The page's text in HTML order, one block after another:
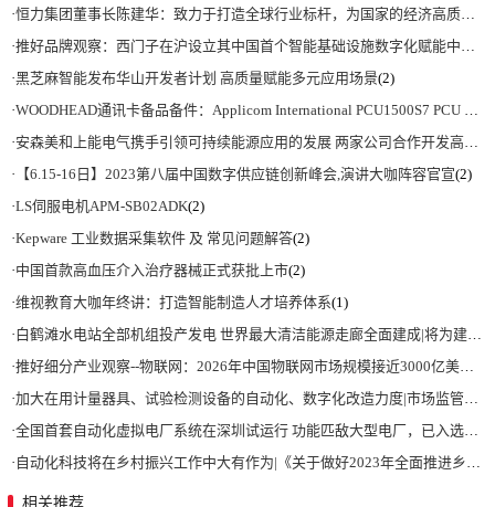
·恒力集团董事长陈建华：致力于打造全球行业标杆，为国家的经济高质量发展贡献更大力量|上海电气集团党委书记、董事长吴磊来访
·推好品牌观察：西门子在沪设立其中国首个智能基础设施数字化赋能中心
·黑芝麻智能发布华山开发者计划 高质量赋能多元应用场景(2)
·WOODHEAD通讯卡备品备件：Applicom International PCU1500S7 PCU 1500 S7 V4.5.0
·安森美和上能电气携手引领可持续能源应用的发展 两家公司合作开发高性能储能和太阳能组串式逆变器方案 以实现可持续的未来
· 【6.15-16日】2023第八届中国数字供应链创新峰会,演讲大咖阵容官宣(2)
·LS伺服电机APM-SB02ADK(2)
·Kepware 工业数据采集软件 及 常见问题解答(2)
·中国首款高血压介入治疗器械正式获批上市(2)
·维视教育大咖年终讲：打造智能制造人才培养体系(1)
·白鹤滩水电站全部机组投产发电 世界最大清洁能源走廊全面建成|将为建设新型能源体系、保障国家能源安全、实现“双碳”目标提供有力支撑
·推好细分产业观察--物联网：2026年中国物联网市场规模接近3000亿美元 智慧工厂、智慧城市、智慧电网等将占60%以上
·加大在用计量器具、试验检测设备的自动化、数字化改造力度|市场监管总局 工业和信息化部 关于促进企业计量能力提升的指导意见
·全国首套自动化虚拟电厂系统在深圳试运行 功能匹敌大型电厂，已入选国际典型案例
· 自动化科技将在乡村振兴工作中大有作为|《关于做好2023年全面推进乡村振兴重点工作的意见》发布
相关推荐